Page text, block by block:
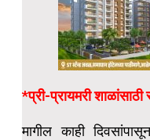
*प्री-प्रायमरी
मागील काही